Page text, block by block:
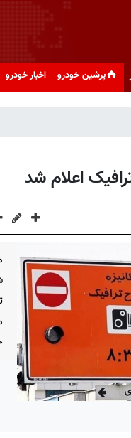
پرشین خودرو اخبار خودرو
اعلام شد